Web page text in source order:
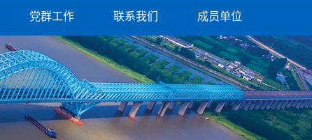
党群工作 联系我们 成员单位